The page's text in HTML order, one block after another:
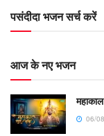
पसंदीदा भजन सर्च करें
आज के नए भजन
06/